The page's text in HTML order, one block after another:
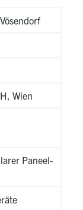
Wien
Paneel-